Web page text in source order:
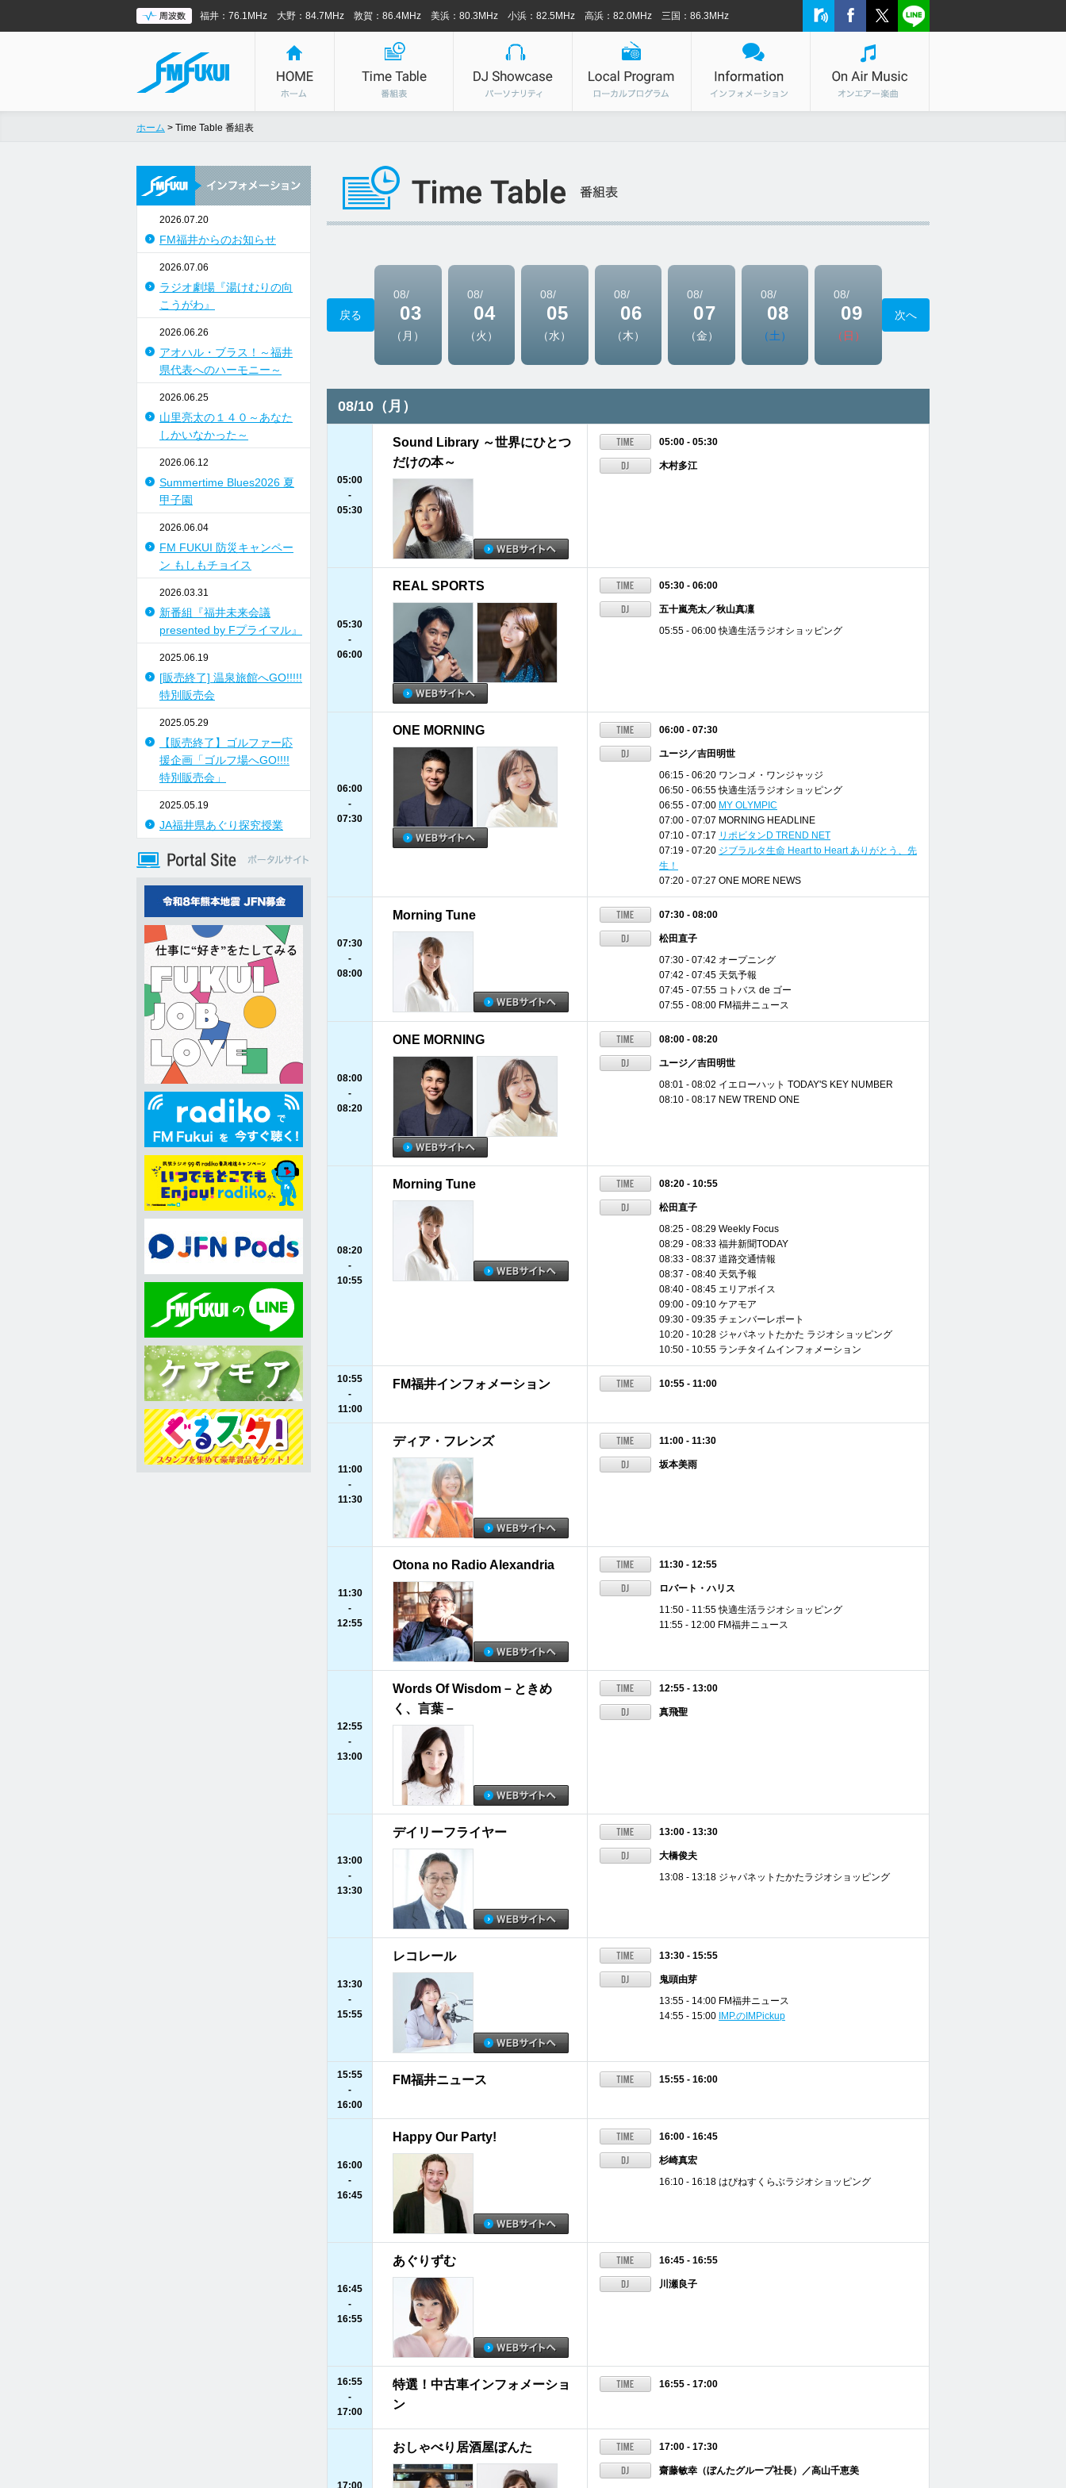
福井：76.1MHz 大野：84.7MHz 敦賀：86.4MHz 美浜：80.3MHz 小浜：82.5MHz 高浜：82.0MHz 三国：86.3MHz
ホーム > Time Table 番組表
2026.07.20
FM福井からのお知らせ
2026.07.06
ラジオ劇場『湯けむりの向
こうがわ』
2026.06.26
アオハル・ブラス！～福井
県代表へのハーモニー～
2026.06.25
山里亮太の１４０～あなた
しかいなかった～
2026.06.12
Summertime Blues2026 夏
甲子園
2026.06.04
FM FUKUI 防災キャンペー
ン もしもチョイス
2026.03.31
新番組『福井未来会議
presented by Fプライマル』
2025.06.19
[販売終了] 温泉旅館へGO!!!!!
特別販売会
2025.05.29
【販売終了】ゴルファー応
援企画「ゴルフ場へGO!!!!
特別販売会」
2025.05.19
JA福井県あぐり探究授業
戻る
08/
03
（月）
08/
04
（火）
08/
05
（水）
08/
06
（木）
08/
07
（金）
08/
08
（土）
08/
09
（日）
次へ
08/10（月）
05:00
-
05:30
Sound Library ～世界にひとつ
だけの本～
05:00 - 05:30
木村多江
05:30
-
06:00
REAL SPORTS 05:30 - 06:00
五十嵐亮太／秋山真凜
05:55 - 06:00 快適生活ラジオショッピング
06:00
-
07:30
ONE MORNING 06:00 - 07:30
ユージ／吉田明世
06:15 - 06:20 ワンコメ・ワンジャッジ
06:50 - 06:55 快適生活ラジオショッピング
06:55 - 07:00 MY OLYMPIC
07:00 - 07:07 MORNING HEADLINE
07:10 - 07:17 リポビタンD TREND NET
07:19 - 07:20 ジブラルタ生命 Heart to Heart ありがとう、先
生！
07:20 - 07:27 ONE MORE NEWS
07:30
-
08:00
Morning Tune 07:30 - 08:00
松田直子
07:30 - 07:42 オープニング
07:42 - 07:45 天気予報
07:45 - 07:55 コトバス de ゴー
07:55 - 08:00 FM福井ニュース
08:00
-
08:20
ONE MORNING 08:00 - 08:20
ユージ／吉田明世
08:01 - 08:02 イエローハット TODAY'S KEY NUMBER
08:10 - 08:17 NEW TREND ONE
08:20
-
10:55
Morning Tune 08:20 - 10:55
松田直子
08:25 - 08:29 Weekly Focus
08:29 - 08:33 福井新聞TODAY
08:33 - 08:37 道路交通情報
08:37 - 08:40 天気予報
08:40 - 08:45 エリアボイス
09:00 - 09:10 ケアモア
09:30 - 09:35 チェンバーレポート
10:20 - 10:28 ジャパネットたかた ラジオショッピング
10:50 - 10:55 ランチタイムインフォメーション
10:55
-
11:00
FM福井インフォメーション 10:55 - 11:00
11:00
-
11:30
ディア・フレンズ 11:00 - 11:30
坂本美雨
11:30
-
12:55
Otona no Radio Alexandria 11:30 - 12:55
ロバート・ハリス
11:50 - 11:55 快適生活ラジオショッピング
11:55 - 12:00 FM福井ニュース
12:55
-
13:00
Words Of Wisdom－ときめ
く、言葉－
12:55 - 13:00
真飛聖
13:00
-
13:30
デイリーフライヤー 13:00 - 13:30
大橋俊夫
13:08 - 13:18 ジャパネットたかたラジオショッピング
13:30
-
15:55
レコレール 13:30 - 15:55
鬼頭由芽
13:55 - 14:00 FM福井ニュース
14:55 - 15:00 IMP.のIMPickup
15:55
-
16:00
FM福井ニュース 15:55 - 16:00
16:00
-
16:45
Happy Our Party! 16:00 - 16:45
杉崎真宏
16:10 - 16:18 はぴねすくらぶラジオショッピング
16:45
-
16:55
あぐりずむ 16:45 - 16:55
川瀬良子
16:55
-
17:00
特選！中古車インフォメーショ
ン
16:55 - 17:00
17:00
おしゃべり居酒屋ぼんた 17:00 - 17:30
齋藤敏幸（ぼんたグループ社長）／高山千恵美